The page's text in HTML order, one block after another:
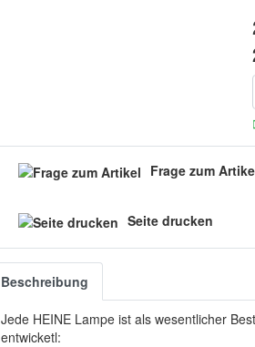
Frage zum
Seite drucken
Beschreibung
Jede HEINE Lampe ist als wesentlicher
entwicketl: